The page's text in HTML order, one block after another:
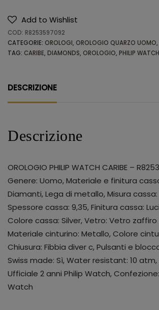
Add to Wishlist
COD: R8253597092
CATEGORIE: OROLOGI, OROLOGIO QUARZO UOMO,
TAG: CARIBE, DIAMONDS, OROLOGIO, PHILIP WATCH
DESCRIZIONE
Descrizione
OROLOGIO PHILIP WATCH CARIBE –
Genere: Uomo, Materiale e finitura
Diamanti, Lega di metallo, Misura
Spessore cassa: 9,35, Finitura cassa:
Colore cassa: Silver, Vetro: Vetro
Materiale cinturino: Metallo, Colore
Chiusura: Fibbia diver c, Pulsanti e
Swiss made: Sì, Water resistant: 10 atm,
Ufficiale 2 anni Philip Watch,
Watch